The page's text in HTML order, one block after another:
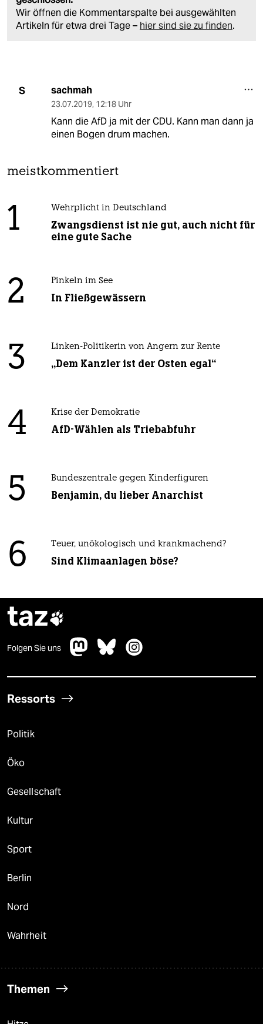
Wir öffnen die Kommentarspalte bei ausgewählten
Artikeln für etwa drei Tage – hier sind sie zu finden.
S sachmah
23.07.2019, 12:18 Uhr
Kann die AfD ja mit der CDU. Kann man dann ja
einen Bogen drum machen.
meistkommentiert
1 Wehrplicht in Deutschland
Zwangsdienst ist nie gut, auch nicht für
eine gute Sache
2 Pinkeln im See
In Fließgewässern
3 Linken-Politikerin von Angern zur Rente
„Dem Kanzler ist der Osten egal“
4 Krise der Demokratie
AfD-Wählen als Triebabfuhr
5 Bundeszentrale gegen Kinderfiguren
Benjamin, du lieber Anarchist
6 Teuer, unökologisch und krankmachend?
Sind Klimaanlagen böse?
taz
Folgen Sie uns
Ressorts
Politik
Öko
Gesellschaft
Kultur
Sport
Berlin
Nord
Wahrheit
Themen